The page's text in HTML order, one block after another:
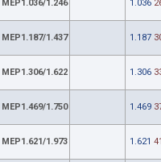
MEP1.036/1.246 1.036
MEP1.187/1.437 1.187
MEP1.306/1.622 1.306
MEP1.469/1.750 1.469
MEP1.621/1.973 1.621